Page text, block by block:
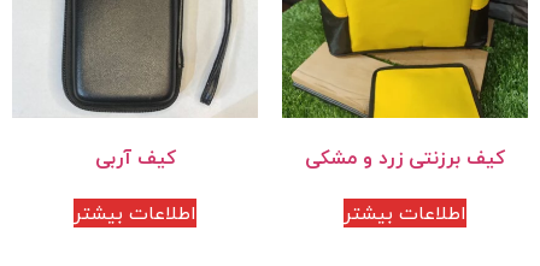
کیف برزنتی زرد و مشکی
اطلاعات بیشتر
کیف آربی
اطلاعات بیشتر